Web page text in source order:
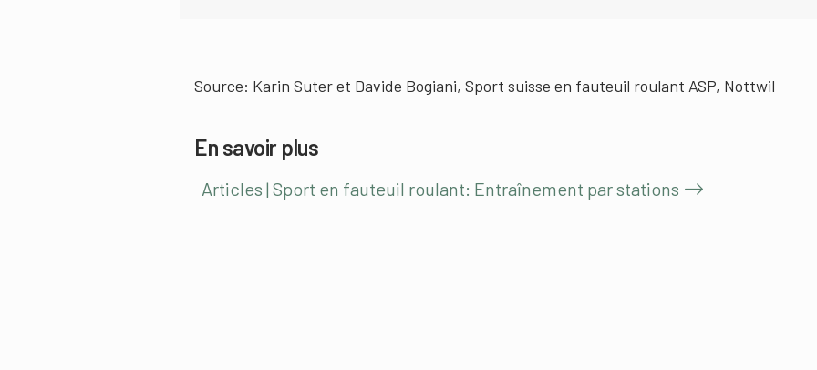
Source: Karin Suter et Davide Bogiani, Sport suisse en fauteuil roulant ASP, Nottwil
En savoir plus
Articles | Sport en fauteuil roulant: Entraînement par stations